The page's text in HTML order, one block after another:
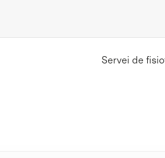
Servei de